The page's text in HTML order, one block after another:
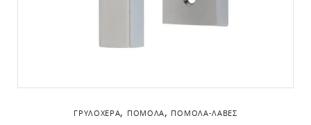
ΓΡΥΛΌΧΕΡΑ, ΠΌΜΟΛΑ, ΠΌΜΟΛΑ-ΛΑΒΈΣ